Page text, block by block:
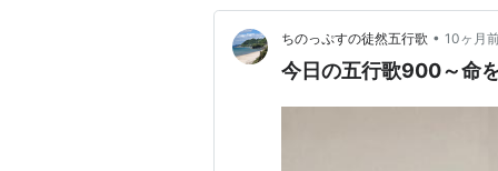
ちのっぷすの徒然五行歌 • 10ヶ月
今日の五行歌900～命